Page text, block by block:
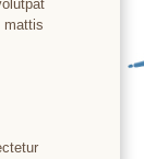
mattis